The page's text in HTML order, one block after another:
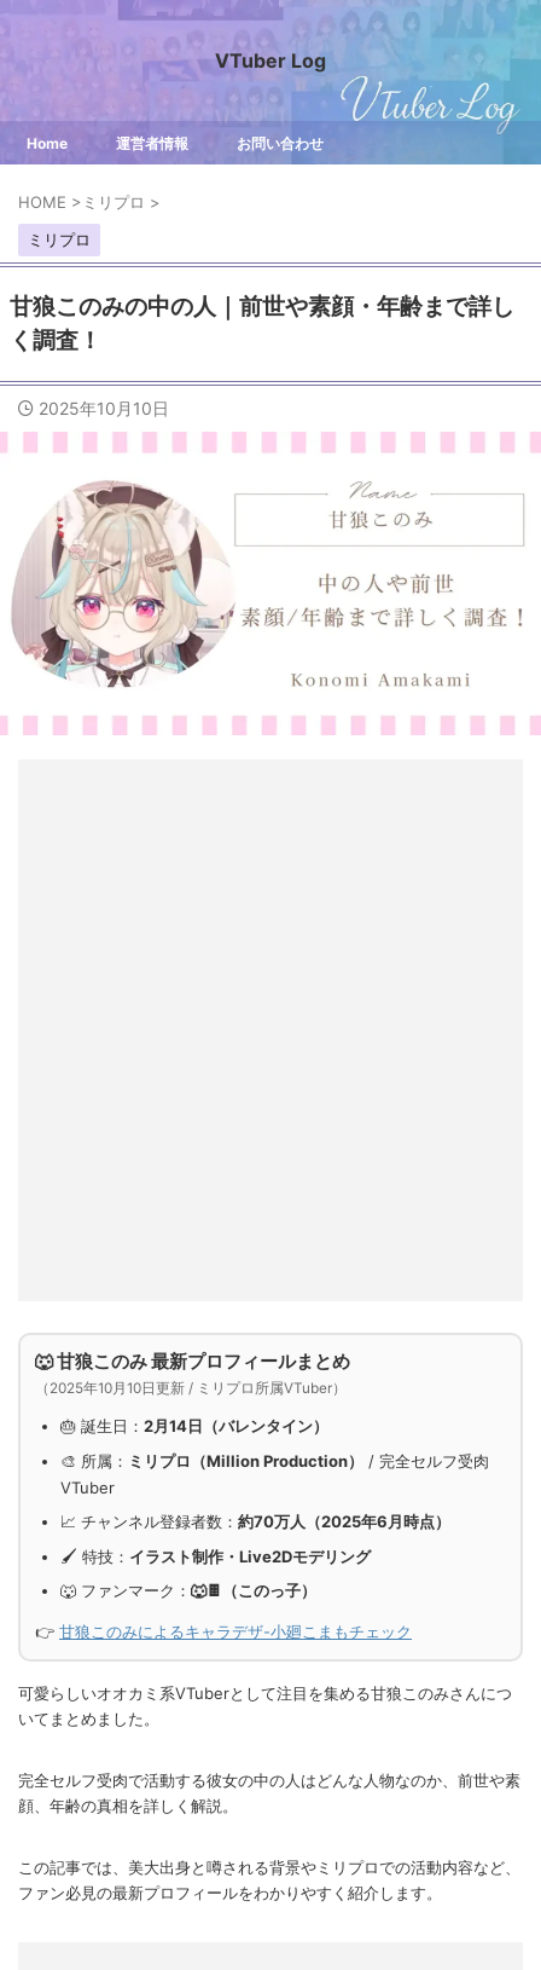
VTuber Log
Home 運営者情報 お問い合わせ
HOME > ミリプロ >
ミリプロ
甘狼このみの中の人｜前世や素顔・年齢まで詳し
く調査！
2025年10月10日
🐺 甘狼このみ 最新プロフィールまとめ
（ 2025年10月10日更新 / ミリプロ所属VTuber）
🎂 誕生日： 2月14日（バレンタイン）
🎨 所属： ミリプロ（Million Production）
/ 完全セルフ受肉
VTuber
📈 チャンネル登録者数： 約70万人（2025年6月時点）
🖌 特技： イラスト制作・Live2Dモデリング
🐺 ファンマーク： 🐺🍫（このっ子）
👉 甘狼このみによるキャラデザ-小廻こまもチェック
可愛らしいオオカミ系VTuberとして注目を集める甘狼このみさんにつ
いてまとめました。
完全セルフ受肉で活動する彼女の中の人はどんな人物なのか、前世や素
顔、年齢の真相を詳しく解説。
この記事では、美大出身と噂される背景やミリプロでの活動内容など、
ファン必見の最新プロフィールをわかりやすく紹介します。